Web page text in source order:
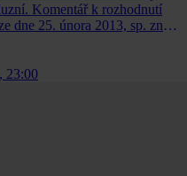
Komentář k rozhodnutí
dne 25. února 2013, sp. zn.
23:00